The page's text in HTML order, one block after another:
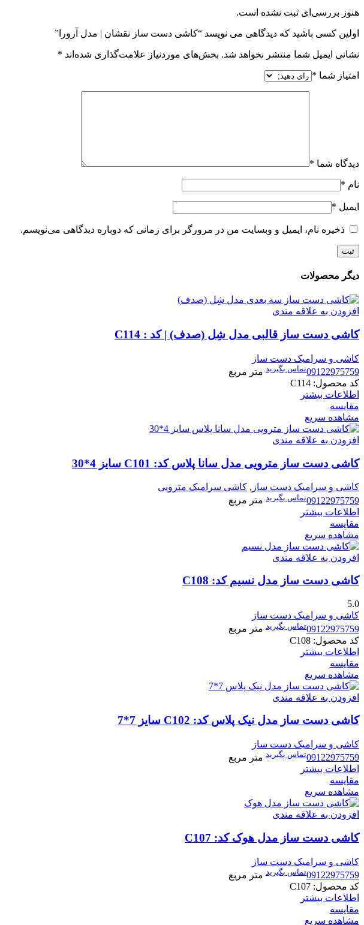
هنوز بررسی‌ای ثبت نشده است.
اولین کسی باشید که دیدگاهی می نویسد “کاشی دست ساز نقشان | مدل آرورا”
نشانی ایمیل شما منتشر نخواهد شد. بخش‌های موردنیاز علامت‌گذاری شده‌اند *
امتیاز شما *
دیدگاه شما *
نام *
ایمیل *
ذخیره نام، ایمیل و وبسایت من در مرورگر برای زمانی که دوباره دیدگاهی می‌نویسم.
دیگر محصولات
افزودن به علاقه مندی
کاشی دست ساز قالبی مدل شِل (صدف) | کد : C114
کاشی و سرامیک دست ساز
09122975759تماس بگیرید متر مربع
کد محصول: C114
اطلاعات بیشتر
مقایسه
مشاهده سریع
افزودن به علاقه مندی
کاشی دست ساز مترویی مدل سانا پلاس کد: C101 سایز 4*30
کاشی و سرامیک دست ساز , کاشی سرامیک مترویی
09122975759تماس بگیرید متر مربع
اطلاعات بیشتر
مقایسه
مشاهده سریع
افزودن به علاقه مندی
کاشی دست ساز مدل نسیم کد: C108
5.0
کاشی و سرامیک دست ساز
09122975759تماس بگیرید متر مربع
کد محصول: C108
اطلاعات بیشتر
مقایسه
مشاهده سریع
افزودن به علاقه مندی
کاشی دست ساز مدل نیک پلاس کد: C102 سایز 7*7
کاشی و سرامیک دست ساز
09122975759تماس بگیرید متر مربع
اطلاعات بیشتر
مقایسه
مشاهده سریع
افزودن به علاقه مندی
کاشی دست ساز مدل هوک کد: C107
کاشی و سرامیک دست ساز
09122975759تماس بگیرید متر مربع
کد محصول: C107
اطلاعات بیشتر
مقایسه
مشاهده سریع